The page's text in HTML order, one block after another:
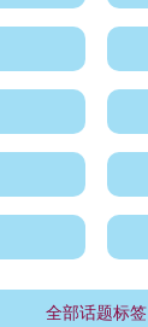
全部话题标签